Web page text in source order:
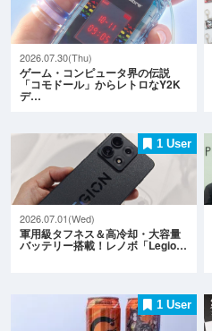
2026.07.30(Thu)
ゲーム・コンピュータ界の伝説
「コモドール」からレトロなY2K
デ…
1 User
2026.07.01(Wed)
軍用級タフネス＆高冷却・大容量
バッテリー搭載！レノボ「Legio…
1 User